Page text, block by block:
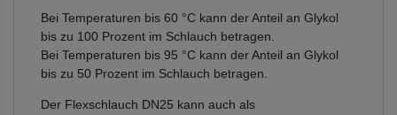
Bei Temperaturen bis 60 °C kann der Anteil an Glykol
bis zu 100 Prozent im Schlauch betragen.
Bei Temperaturen bis 95 °C kann der Anteil an Glykol
bis zu 50 Prozent im Schlauch betragen.
Der Flexschlauch DN25 kann auch als